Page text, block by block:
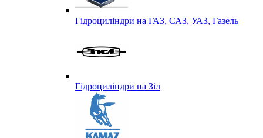
Гідроциліндри на ГАЗ, САЗ, УАЗ, Газель
Гідроциліндри на Зіл